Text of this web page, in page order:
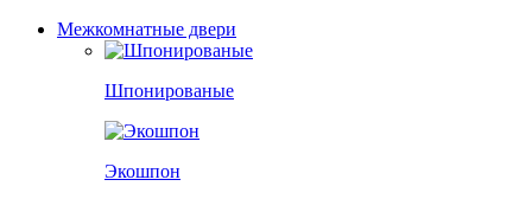
Межкомнатные двери
Шпонированые
Экошпон